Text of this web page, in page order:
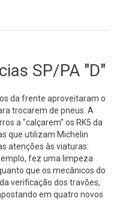
SP/PA "D"
da frente aproveitaram o
trocarem de pneus. A
a "calçarem" os RK5 da
que utilizam Michelin
atenções às viaturas:
fez uma limpeza
que os mecânicos do
verificação dos travões,
em quatro novos